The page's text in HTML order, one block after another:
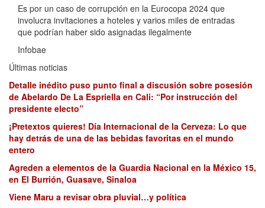
Es por un caso de corrupción en la Eurocopa 2024 que
involucra invitaciones a hoteles y varios miles de entradas
que podrían haber sido asignadas ilegalmente
Infobae
Últimas noticias
Detalle inédito puso punto final a discusión sobre posesión
de Abelardo De La Espriella en Cali: “Por instrucción del
presidente electo”
¡Pretextos quieres! Día Internacional de la Cerveza: Lo que
hay detrás de una de las bebidas favoritas en el mundo
entero
Agreden a elementos de la Guardia Nacional en la México 15,
en El Burrión, Guasave, Sinaloa
Viene Maru a revisar obra pluvial…y política